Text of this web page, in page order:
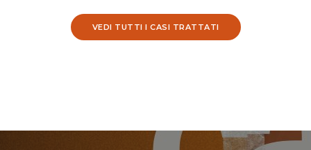
VEDI TUTTI I CASI TRATTATI